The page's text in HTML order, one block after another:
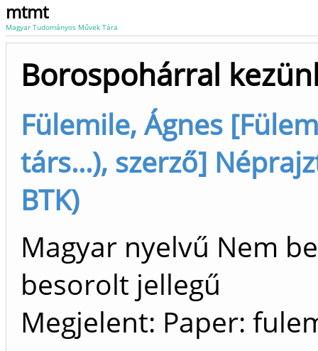
mtmt
Magyar Tudományos Művek Tára
Borospohárral
Fülemile, Ágnes
társ...), szerző]
BTK)
Magyar nyelvű Nem
besorolt jellegű
Megjelent: Paper: